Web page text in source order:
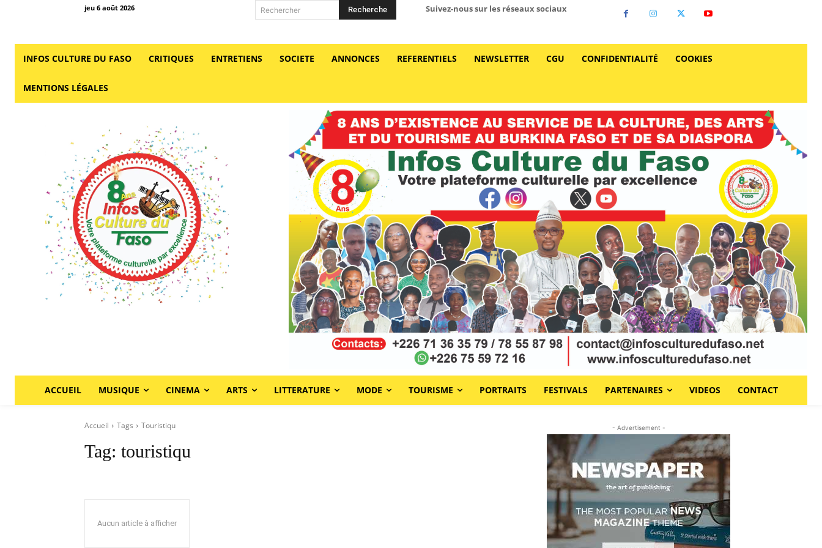
jeu 6 août 2026 Rechercher Recherche Suivez-nous sur les réseaux sociaux
INFOS CULTURE DU FASO CRITIQUES ENTRETIENS SOCIETE ANNONCES REFERENTIELS NEWSLETTER CGU CONFIDENTIALITÉ COOKIES
MENTIONS LÉGALES
ACCUEIL MUSIQUE CINEMA ARTS LITTERATURE MODE TOURISME PORTRAITS FESTIVALS PARTENAIRES VIDEOS CONTACT
Accueil Tags Touristiqu
Tag: touristiqu
Aucun article à afficher
- Advertisement -